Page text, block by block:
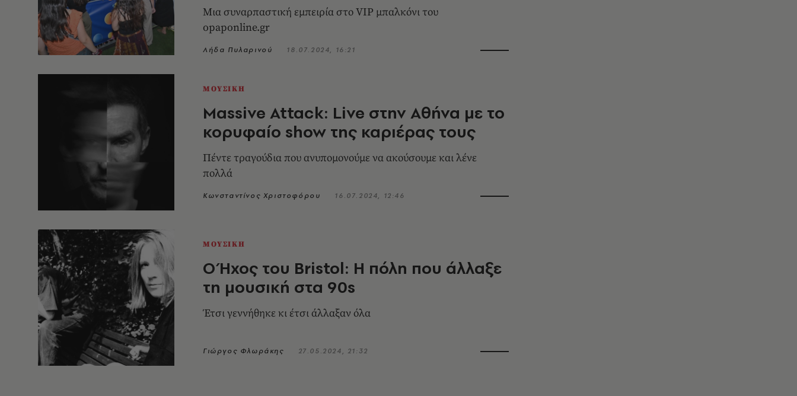
Μια συναρπαστική εμπειρία στο VIP μπαλκόνι του
opaponline.gr
Λήδα Πυλαρινού 18.07.2024, 16:21
ΜΟΥΣΙΚΗ
Massive Attack: Live στην Αθήνα με το
κορυφαίο show της καριέρας τους
Πέντε τραγούδια που ανυπομονούμε να ακούσουμε και λένε
πολλά
Κωνσταντίνος Χριστοφόρου 16.07.2024, 12:46
ΜΟΥΣΙΚΗ
Ο Ήχος του Bristol: Η πόλη που άλλαξε
τη μουσική στα 90s
Έτσι γεννήθηκε κι έτσι άλλαξαν όλα
Γιώργος Φλωράκης 27.05.2024, 21:32